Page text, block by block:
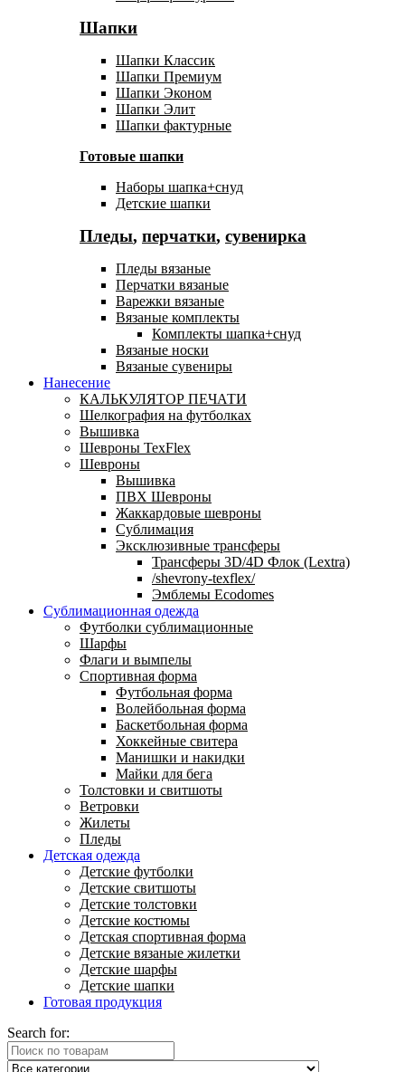
Шапки
Шапки Классик
Шапки Премиум
Шапки Эконом
Шапки Элит
Шапки фактурные
Готовые шапки
Наборы шапка+снуд
Детские шапки
Пледы, перчатки, сувенирка
Пледы вязаные
Перчатки вязаные
Варежки вязаные
Вязаные комплекты
Комплекты шапка+снуд
Вязаные носки
Вязаные сувениры
Нанесение
КАЛЬКУЛЯТОР ПЕЧАТИ
Шелкография на футболках
Вышивка
Шевроны TexFlex
Шевроны
Вышивка
ПВХ Шевроны
Жаккардовые шевроны
Сублимация
Эксклюзивные трансферы
Трансферы 3D/4D Флок (Lextra)
/shevrony-texflex/
Эмблемы Ecodomes
Сублимационная одежда
Футболки сублимационные
Шарфы
Флаги и вымпелы
Спортивная форма
Футбольная форма
Волейбольная форма
Баскетбольная форма
Хоккейные свитера
Манишки и накидки
Майки для бега
Толстовки и свитшоты
Ветровки
Жилеты
Пледы
Детская одежда
Детские футболки
Детские свитшоты
Детские толстовки
Детские костюмы
Детская спортивная форма
Детские вязаные жилетки
Детские шарфы
Детские шапки
Готовая продукция
Search for: